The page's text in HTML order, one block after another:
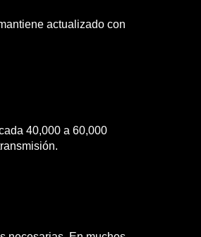
actualizado con
40,000 a 60,000